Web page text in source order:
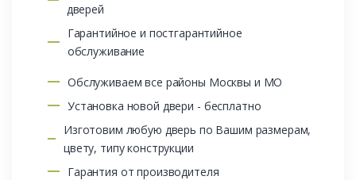
дверей
Гарантийное и постгарантийное
обслуживание
Обслуживаем все районы Москвы и МО
Установка новой двери - бесплатно
Изготовим любую дверь по Вашим размерам,
цвету, типу конструкции
Гарантия от производителя